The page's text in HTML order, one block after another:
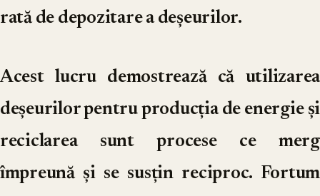
rată de depozitare a deșeurilor.
Acest lucru demostrează că utilizarea
deșeurilor pentru producția de energie și
reciclarea sunt procese ce merg
împreună și se susțin reciproc. Fortum